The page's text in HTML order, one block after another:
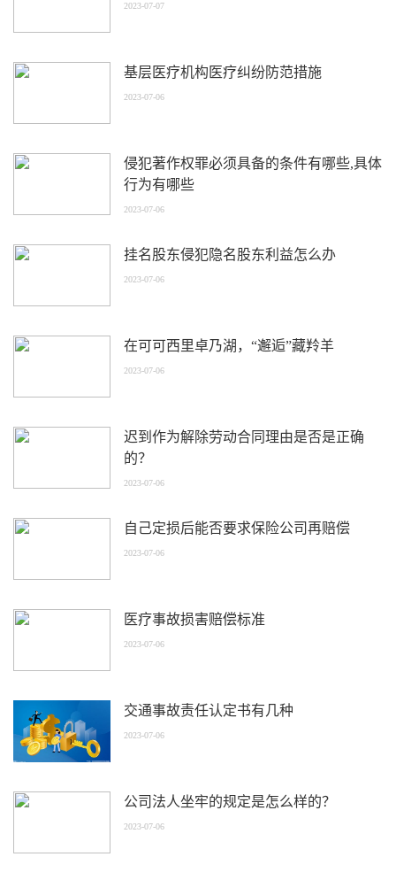
2023-07-07
基层医疗机构医疗纠纷防范措施
2023-07-06
侵犯著作权罪必须具备的条件有哪些,具体
行为有哪些
2023-07-06
挂名股东侵犯隐名股东利益怎么办
2023-07-06
在可可西里卓乃湖，“邂逅”藏羚羊
2023-07-06
迟到作为解除劳动合同理由是否是正确
的？
2023-07-06
自己定损后能否要求保险公司再赔偿
2023-07-06
医疗事故损害赔偿标准
2023-07-06
交通事故责任认定书有几种
2023-07-06
公司法人坐牢的规定是怎么样的？
2023-07-06